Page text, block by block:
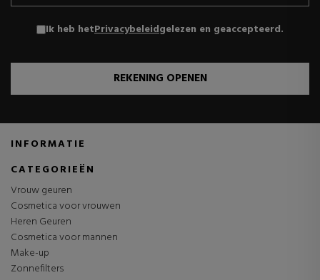
Ik heb hetPrivacybeleidgelezen en geaccepteerd.
REKENING OPENEN
INFORMATIE
CATEGORIEËN
Vrouw geuren
Cosmetica voor vrouwen
Heren Geuren
Cosmetica voor mannen
Make-up
Zonnefilters